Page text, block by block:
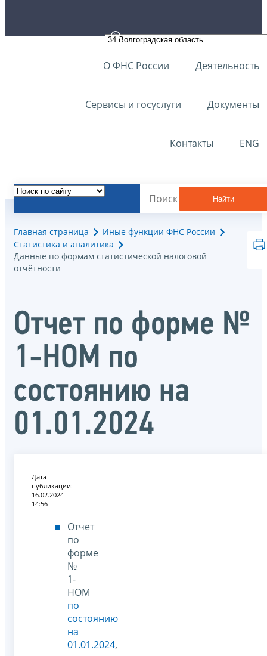
О ФНС России Деятельность
Сервисы и госуслуги Документы
Контакты ENG
Найти
Главная страница
Иные функции ФНС России
Статистика и аналитика
Данные по формам статистической налоговой
отчётности
Отчет по форме №
1-НОМ по
состоянию на
01.01.2024
Дата
публикации:
16.02.2024
14:56
Отчет
по
форме
№
1-
НОМ
по
состоянию
на
01.01.2024,